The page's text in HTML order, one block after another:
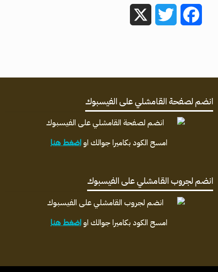
Facebook
Twitter
انضم لصفحة القامشلي على الفيسبوك
امسح الكود بكاميرا جوالك اواضغط هنا
انضم لجروب القامشلي على الفيسبوك
امسح الكود بكاميرا جوالك اواضغط هنا